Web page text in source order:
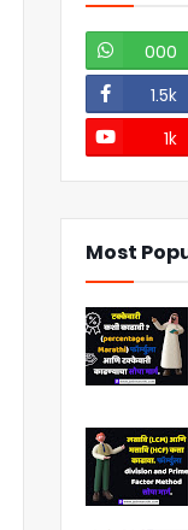
000
1.5k
1k
Most